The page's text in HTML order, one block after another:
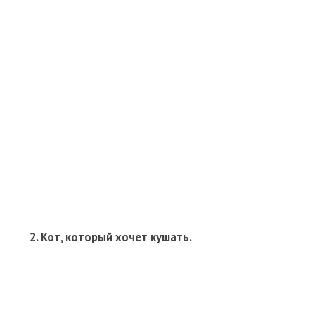
2. Кот, который хочет кушать.